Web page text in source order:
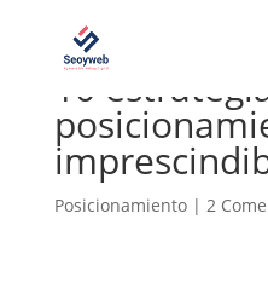
10
Posicionamiento| 2